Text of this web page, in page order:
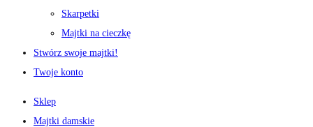
Skarpetki
Majtki na cieczkę
Stwórz swoje majtki!
Twoje konto
Sklep
Majtki damskie